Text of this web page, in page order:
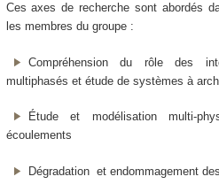
Ces axes de recherche sont abordés
les membres du groupe :
Compréhension du rôle des
multiphasés et étude de systèmes à
Étude et modélisation multi-
écoulements
Dégradation et endommagement